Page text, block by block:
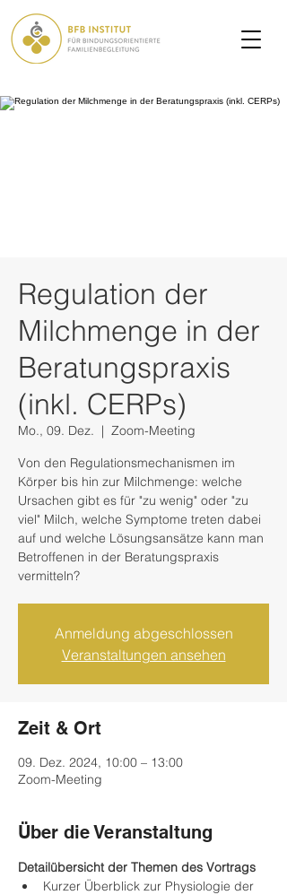
Regulation der
Milchmenge in der
Beratungspraxis
(inkl. CERPs)
Mo., 09. Dez.
  |
Zoom-Meeting
Von den Regulationsmechanismen im
Körper bis hin zur Milchmenge: welche
Ursachen gibt es für "zu wenig" oder "zu
viel" Milch, welche Symptome treten dabei
auf und welche Lösungsansätze kann man
Betroffenen in der Beratungspraxis
vermitteln?
Anmeldung abgeschlossen
Veranstaltungen ansehen
Zeit & Ort
09. Dez. 2024, 10:00 – 13:00
Zoom-Meeting
Über die Veranstaltung
Detailübersicht der Themen des Vortrags
Kurzer Überblick zur Physiologie der